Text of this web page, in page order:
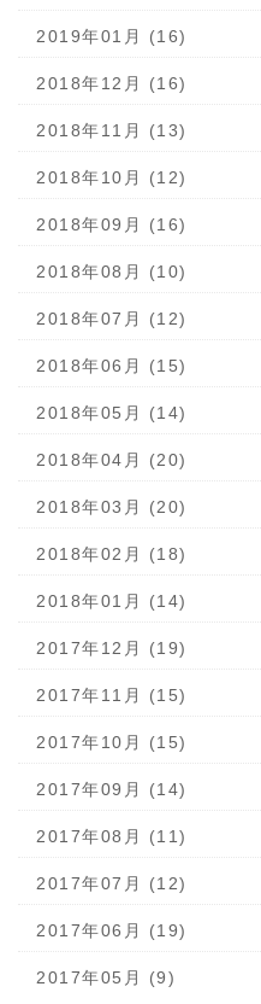
2019年01月 (16)
2018年12月 (16)
2018年11月 (13)
2018年10月 (12)
2018年09月 (16)
2018年08月 (10)
2018年07月 (12)
2018年06月 (15)
2018年05月 (14)
2018年04月 (20)
2018年03月 (20)
2018年02月 (18)
2018年01月 (14)
2017年12月 (19)
2017年11月 (15)
2017年10月 (15)
2017年09月 (14)
2017年08月 (11)
2017年07月 (12)
2017年06月 (19)
2017年05月 (9)